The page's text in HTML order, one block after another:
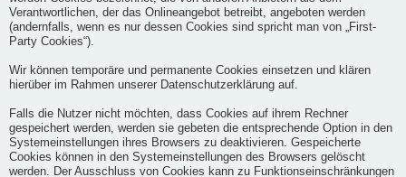
Verantwortlichen, der das Onlineangebot betreibt, angeboten werden
(andernfalls, wenn es nur dessen Cookies sind spricht man von „First-
Party Cookies“).
Wir können temporäre und permanente Cookies einsetzen und klären
hierüber im Rahmen unserer Datenschutzerklärung auf.
Falls die Nutzer nicht möchten, dass Cookies auf ihrem Rechner
gespeichert werden, werden sie gebeten die entsprechende Option in den
Systemeinstellungen ihres Browsers zu deaktivieren. Gespeicherte
Cookies können in den Systemeinstellungen des Browsers gelöscht
werden. Der Ausschluss von Cookies kann zu Funktionseinschränkungen